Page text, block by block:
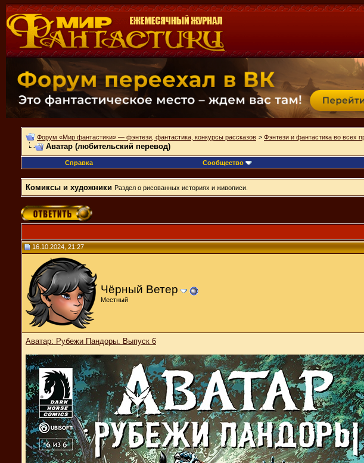
Форум «Мир фантастики» — фэнтези, фантастика, конкурсы рассказов > Фэнтези и фантастика во всех
Аватар (любительский перевод)
Справка
Сообщество
Комиксы и художники Раздел о рисованных историях и живописи.
16.10.2024, 21:27
Чёрный Ветер
Местный
Аватар: Рубежи Пандоры. Выпуск 6